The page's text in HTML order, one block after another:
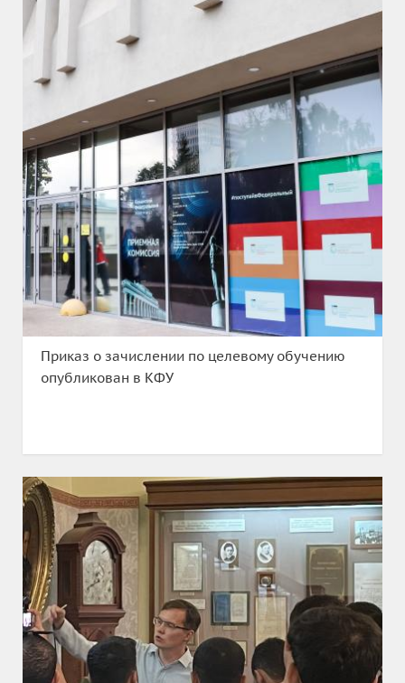
Приказ о зачислении по целевому обучению
опубликован в КФУ